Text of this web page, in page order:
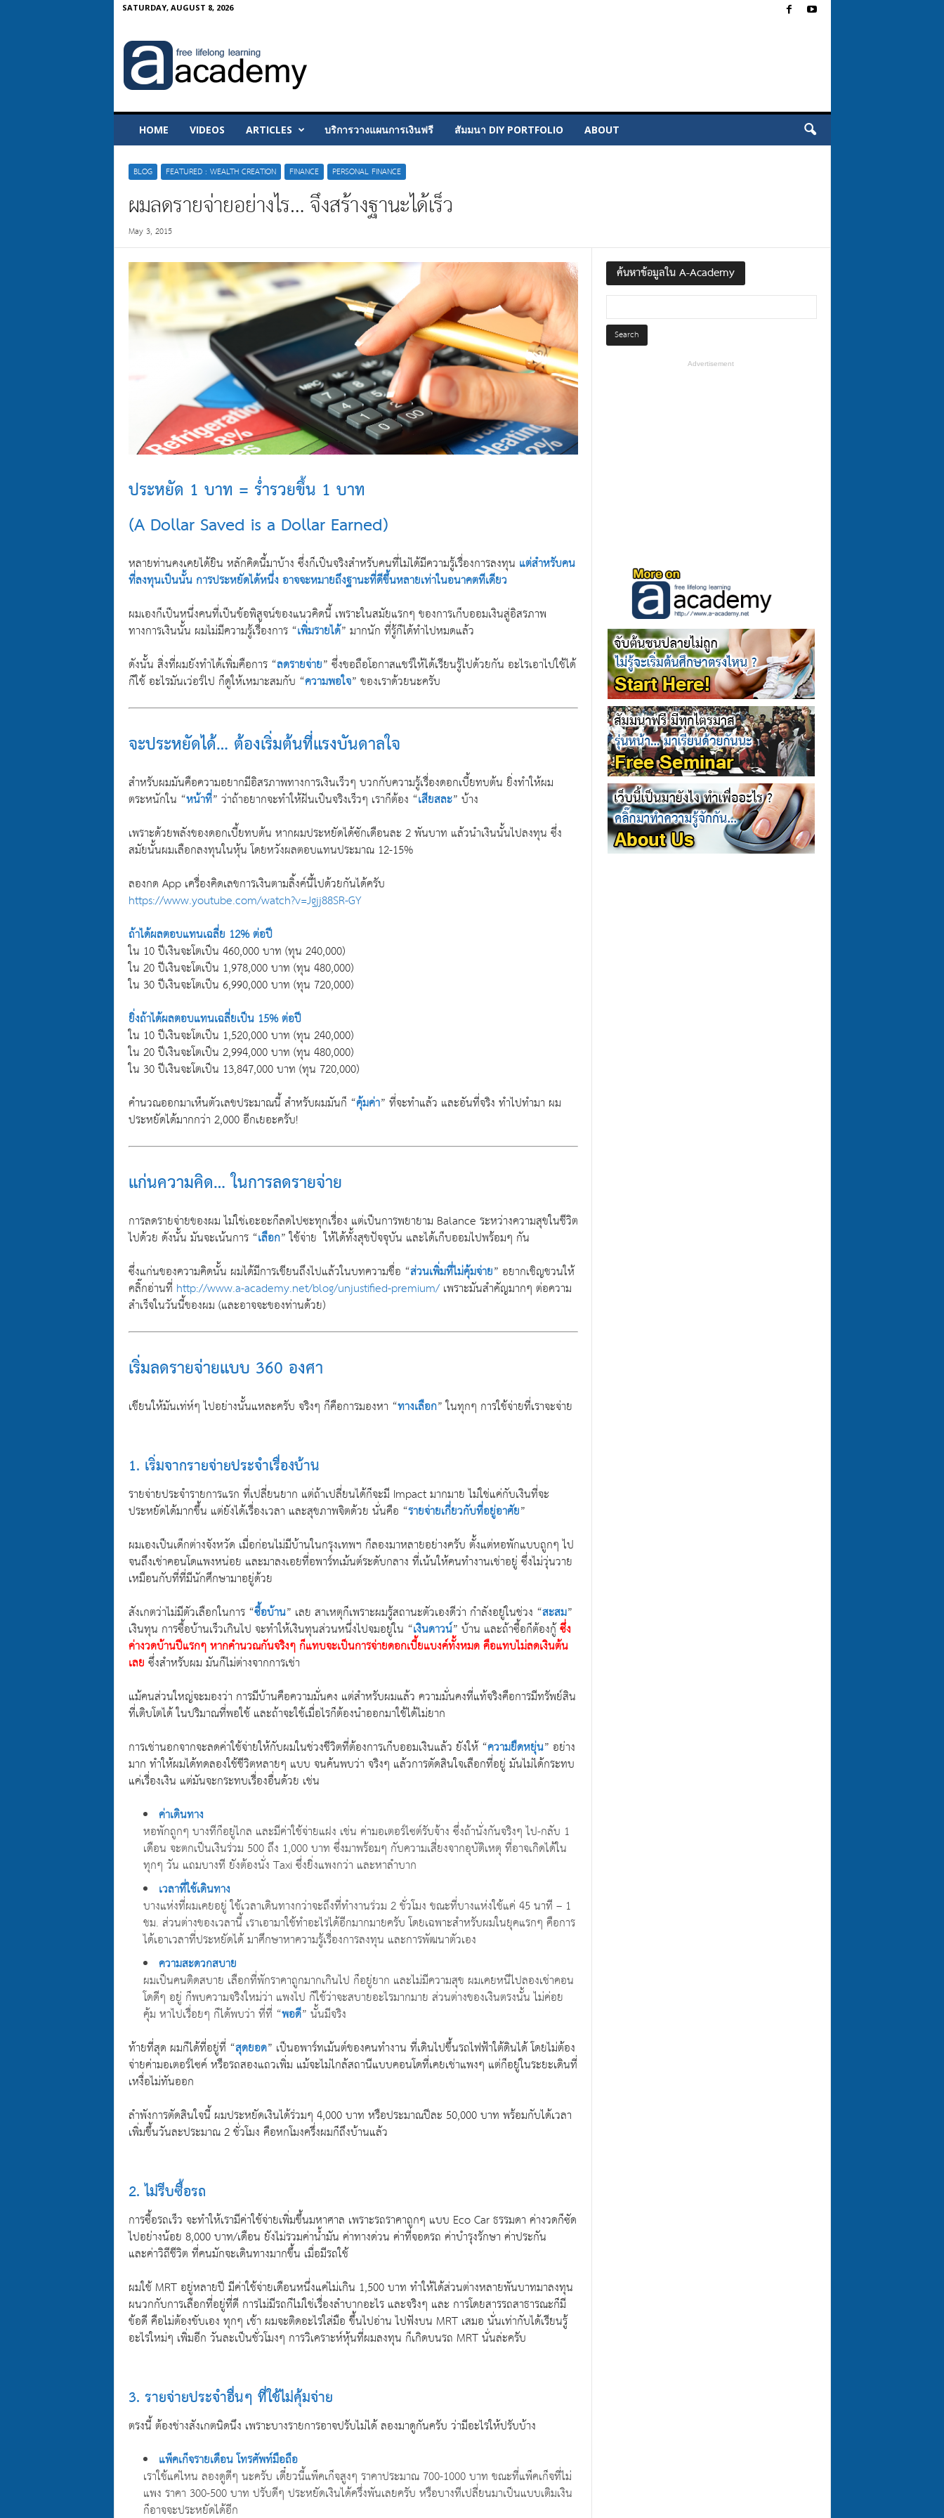
SATURDAY, AUGUST 8, 2026
d
e
y
HOME VIDEOS ARTICLES บริการวางแผนการเงินฟรี สัมมนา DIY PORTFOLIO ABOUT
BLOG FEATURED : WEALTH CREATION FINANCE PERSONAL FINANCE
ผมลดรายจ่ายอย่างไร… จึงสร้างฐานะได้เร็ว
May 3, 2015
ประหยัด 1 บาท = ร่ำรวยขึ้น 1 บาท
(A Dollar Saved is a Dollar Earned)
หลายท่านคงเคยได้ยิน หลักคิดนี้มาบ้าง ซึ่งก็เป็นจริงสำหรับคนที่ไม่ได้มีความรู้เรื่องการลงทุน แต่สำหรับคน
ที่ลงทุนเป็นนั้น การประหยัดได้หนึ่ง อาจจะหมายถึงฐานะที่ดีขึ้นหลายเท่าในอนาคตทีเดียว
ผมเองก็เป็นหนึ่งคนที่เป็นข้อพิสูจน์ของแนวคิดนี้ เพราะในสมัยแรกๆ ของการเก็บออมเงินสู่อิสรภาพ
ทางการเงินนั้น ผมไม่มีความรู้เรื่องการ “เพิ่มรายได้” มากนัก ที่รู้ก็ได้ทำไปหมดแล้ว
ดังนั้น สิ่งที่ผมยังทำได้เพิ่มคือการ “ลดรายจ่าย” ซึ่งขอถือโอกาสแชร์ให้ได้เรียนรู้ไปด้วยกัน อะไรเอาไปใช้ได้
ก็ใช้ อะไรมันเว่อร์ไป ก็ดูให้เหมาะสมกับ “ความพอใจ” ของเราด้วยนะครับ
จะประหยัดได้… ต้องเริ่มต้นที่แรงบันดาลใจ
สำหรับผมมันคือความอยากมีอิสรภาพทางการเงินเร็วๆ บวกกับความรู้เรื่องดอกเบี้ยทบต้น ยิ่งทำให้ผม
ตระหนักใน “หน้าที่” ว่าถ้าอยากจะทำให้ฝันเป็นจริงเร็วๆ เราก็ต้อง “เสียสละ” บ้าง
เพราะด้วยพลังของดอกเบี้ยทบต้น หากผมประหยัดได้ซักเดือนละ 2 พันบาท แล้วนำเงินนั้นไปลงทุน ซึ่ง
สมัยนั้นผมเลือกลงทุนในหุ้น โดยหวังผลตอบแทนประมาณ 12-15%
ลองกด App เครื่องคิดเลขการเงินตามลิ้งค์นี้ไปด้วยกันได้ครับ
https://www.youtube.com/watch?v=Jgjj88SR-GY
ถ้าได้ผลตอบแทนเฉลี่ย 12% ต่อปี
ใน 10 ปีเงินจะโตเป็น 460,000 บาท (ทุน 240,000)
ใน 20 ปีเงินจะโตเป็น 1,978,000 บาท (ทุน 480,000)
ใน 30 ปีเงินจะโตเป็น 6,990,000 บาท (ทุน 720,000)
ยิ่งถ้าได้ผลตอบแทนเฉลี่ยเป็น 15% ต่อปี
ใน 10 ปีเงินจะโตเป็น 1,520,000 บาท (ทุน 240,000)
ใน 20 ปีเงินจะโตเป็น 2,994,000 บาท (ทุน 480,000)
ใน 30 ปีเงินจะโตเป็น 13,847,000 บาท (ทุน 720,000)
คำนวณออกมาเห็นตัวเลขประมาณนี้ สำหรับผมมันก็ “คุ้มค่า” ที่จะทำแล้ว และอันที่จริง ทำไปทำมา ผม
ประหยัดได้มากกว่า 2,000 อีกเยอะครับ!
แก่นความคิด… ในการลดรายจ่าย
การลดรายจ่ายของผม ไม่ใช่เอะอะก็ลดไปซะทุกเรื่อง แต่เป็นการพยายาม Balance ระหว่างความสุขในชีวิต
ไปด้วย ดังนั้น มันจะเน้นการ “เลือก” ใช้จ่าย ให้ได้ทั้งสุขปัจจุบัน และได้เก็บออมไปพร้อมๆ กัน
ซึ่งแก่นของความคิดนั้น ผมได้มีการเขียนถึงไปแล้วในบทความชื่อ “ส่วนเพิ่มที่ไม่คุ้มจ่าย” อยากเชิญชวนให้
คลิ๊กอ่านที่ http://www.a-academy.net/blog/unjustified-premium/ เพราะมันสำคัญมากๆ ต่อความ
สำเร็จในวันนี้ของผม (และอาจจะของท่านด้วย)
เริ่มลดรายจ่ายแบบ 360 องศา
เขียนให้มันเท่ห์ๆ ไปอย่างนั้นแหละครับ จริงๆ ก็คือการมองหา “ทางเลือก” ในทุกๆ การใช้จ่ายที่เราจะจ่าย
1. เริ่มจากรายจ่ายประจำเรื่องบ้าน
รายจ่ายประจำรายการแรก ที่เปลี่ยนยาก แต่ถ้าเปลี่ยนได้ก็จะมี Impact มากมาย ไม่ใช่แค่กับเงินที่จะ
ประหยัดได้มากขึ้น แต่ยังได้เรื่องเวลา และสุขภาพจิตด้วย นั่นคือ “รายจ่ายเกี่ยวกับที่อยู่อาศัย”
ผมเองเป็นเด็กต่างจังหวัด เมื่อก่อนไม่มีบ้านในกรุงเทพฯ ก็ลองมาหลายอย่างครับ ตั้งแต่หอพักแบบถูกๆ ไป
จนถึงเช่าคอนโดแพงหน่อย และมาลงเอยที่อพาร์ทเม้นต์ระดับกลาง ที่เน้นให้คนทำงานเช่าอยู่ ซึ่งไม่วุ่นวาย
เหมือนกับที่ที่มีนักศึกษามาอยู่ด้วย
สังเกตว่าไม่มีตัวเลือกในการ “ซื้อบ้าน” เลย สาเหตุก็เพราะผมรู้สถานะตัวเองดีว่า กำลังอยู่ในช่วง “สะสม”
เงินทุน การซื้อบ้านเร็วเกินไป จะทำให้เงินทุนส่วนหนึ่งไปจมอยู่ใน “เงินดาวน์” บ้าน และถ้าซื้อก็ต้องกู้ซึ่ง
ค่างวดบ้านปีแรกๆ หากคำนวณกันจริงๆ ก็แทบจะเป็นการจ่ายดอกเบี้ยแบงค์ทั้งหมด คือแทบไม่ลดเงินต้น
เลย ซึ่งสำหรับผม มันก็ไม่ต่างจากการเช่า
แม้คนส่วนใหญ่จะมองว่า การมีบ้านคือความมั่นคง แต่สำหรับผมแล้ว ความมั่นคงที่แท้จริงคือการมีทรัพย์สิน
ที่เติบโตได้ ในปริมาณที่พอใช้ และถ้าจะใช้เมื่อไรก็ต้องนำออกมาใช้ได้ไม่ยาก
การเช่านอกจากจะลดค่าใช้จ่ายให้กับผมในช่วงชีวิตที่ต้องการเก็บออมเงินแล้ว ยังให้ “ความยืดหยุ่น” อย่าง
มาก ทำให้ผมได้ทดลองใช้ชีวิตหลายๆ แบบ จนค้นพบว่า จริงๆ แล้วการตัดสินใจเลือกที่อยู่ มันไม่ได้กระทบ
แค่เรื่องเงิน แต่มันจะกระทบเรื่องอื่นด้วย เช่น
ค่าเดินทาง
หอพักถูกๆ บางทีก็อยู่ไกล และมีค่าใช้จ่ายแฝง เช่น ค่ามอเตอร์ไซต์รับจ้าง ซึ่งถ้านั่งกันจริงๆ ไป-กลับ 1
เดือน จะตกเป็นเงินร่วม 500 ถึง 1,000 บาท ซึ่งมาพร้อมๆ กับความเสี่ยงจากอุบัติเหตุ ที่อาจเกิดได้ใน
ทุกๆ วัน แถมบางที ยังต้องนั่ง Taxi ซึ่งยิ่งแพงกว่า และหาลำบาก
เวลาที่ใช้เดินทาง
บางแห่งที่ผมเคยอยู่ ใช้เวลาเดินทางกว่าจะถึงที่ทำงานร่วม 2 ชั่วโมง ขณะที่บางแห่งใช้แค่ 45 นาที – 1
ชม. ส่วนต่างของเวลานี้ เราเอามาใช้ทำอะไรได้อีกมากมายครับ โดยเฉพาะสำหรับผมในยุคแรกๆ คือการ
ได้เอาเวลาที่ประหยัดได้ มาศึกษาหาความรู้เรื่องการลงทุน และการพัฒนาตัวเอง
ความสะดวกสบาย
ผมเป็นคนติดสบาย เลือกที่พักราคาถูกมากเกินไป ก็อยู่ยาก และไม่มีความสุข ผมเคยหนีไปลองเช่าคอน
โดดีๆ อยู่ ก็พบความจริงใหม่ว่า แพงไป ก็ใช้ว่าจะสบายอะไรมากมาย ส่วนต่างของเงินตรงนั้น ไม่ค่อย
คุ้ม หาไปเรื่อยๆ ก็ได้พบว่า ที่ที่ “พอดี” นั้นมีจริง
ท้ายที่สุด ผมก็ได้ที่อยู่ที่ “สุดยอด” เป็นอพาร์ทเม้นต์ของคนทำงาน ที่เดินไปขึ้นรถไฟฟ้าใต้ดินได้ โดยไม่ต้อง
จ่ายค่ามอเตอร์ไซค์ หรือรถสองแถวเพิ่ม แม้จะไม่ไกล้สถานีแบบคอนโดที่เคยเช่าแพงๆ แต่ก็อยู่ในระยะเดินที่
เหงื่อไม่ทันออก
ลำพังการตัดสินใจนี้ ผมประหยัดเงินได้ร่วมๆ 4,000 บาท หรือประมาณปีละ 50,000 บาท พร้อมกับได้เวลา
เพิ่มขึ้นวันละประมาณ 2 ชั่วโมง คือหกโมงครึ่งผมก็ถึงบ้านแล้ว
2. ไม่รีบซื้อรถ
การซื้อรถเร็ว จะทำให้เรามีค่าใช้จ่ายเพิ่มขึ้นมหาศาล เพราะรถราคาถูกๆ แบบ Eco Car ธรรมดา ค่างวดก็ซัด
ไปอย่างน้อย 8,000 บาท/เดือน ยังไม่รวมค่าน้ำมัน ค่าทางด่วน ค่าที่จอดรถ ค่าบำรุงรักษา ค่าประกัน
และค่าวิถีชีวิต ที่คนมักจะเดินทางมากขึ้น เมื่อมีรถใช้
ผมใช้ MRT อยู่หลายปี มีค่าใช้จ่ายเดือนหนึ่งแค่ไม่เกิน 1,500 บาท ทำให้ได้ส่วนต่างหลายพันบาทมาลงทุน
ผนวกกับการเลือกที่อยู่ที่ดี การไม่มีรถก็ไม่ใช่เรื่องลำบากอะไร และจริงๆ และ การโดยสารรถสาธารณะก็มี
ข้อดี คือไม่ต้องขับเอง ทุกๆ เช้า ผมจะติดอะไรใส่มือ ขึ้นไปอ่าน ไปฟังบน MRT เสมอ นั่นเท่ากับได้เรียนรู้
อะไรใหม่ๆ เพิ่มอีก วันละเป็นชั่วโมงๆ การวิเคราะห์หุ้นที่ผมลงทุน ก็เกิดบนรถ MRT นั่นล่ะครับ
3. รายจ่ายประจำอื่นๆ ที่ใช้ไม่คุ้มจ่าย
ตรงนี้ ต้องช่างสังเกตนิดนึง เพราะบางรายการอาจปรับไม่ได้ ลองมาดูกันครับ ว่ามีอะไรให้ปรับบ้าง
แพ็คเก็จรายเดือน โทรศัพท์มือถือ
เราใช้แค่ไหน ลองดูดีๆ นะครับ เดี๋ยวนี้แพ็คเก็จสูงๆ ราคาประมาณ 700-1000 บาท ขณะที่แพ็คเก็จที่ไม่
แพง ราคา 300-500 บาท ปรับดีๆ ประหยัดเงินได้ครึ่งพันเลยครับ หรือบางทีเปลี่ยนมาเป็นแบบเติมเงิน
ก็อาจจะประหยัดได้อีก
ค้นหาข้อมูลใน A-Academy
Advertisement